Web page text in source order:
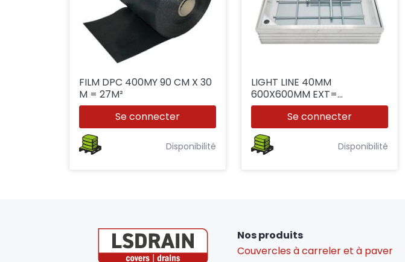
FILM DPC 400MY 90 CM X 30
M = 27M²
Se connecter
Disponibilité
LIGHT LINE 40MM
600X600MM EXT=
540X540MM
Se connecter
Disponibilité
Nos produits
Couvercles à carreler et à paver